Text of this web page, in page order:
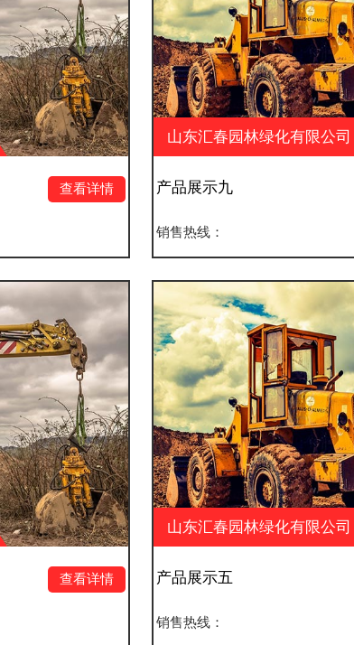
山东汇春园林绿化有限公司
产品展示九
山东汇春园林绿化有限公司
产品展示五